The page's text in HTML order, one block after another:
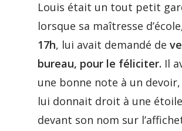
Louis était un tout petit
lorsque sa maîtresse
17h, lui avait demandé de
bureau, pour le féliciter. Il
une bonne note à un
lui donnait droit à une
devant son nom sur